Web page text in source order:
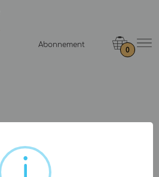
Abonnement
0